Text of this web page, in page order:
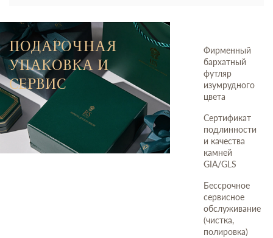
ПОДАРОЧНАЯ
УПАКОВКА И
СЕРВИС
Фирменный
бархатный
футляр
изумрудного
цвета
Сертификат
подлинности
и качества
камней
GIA/GLS
Бессрочное
сервисное
обслуживание
(чистка,
полировка)